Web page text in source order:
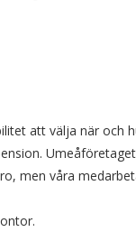
att välja när och
men våra